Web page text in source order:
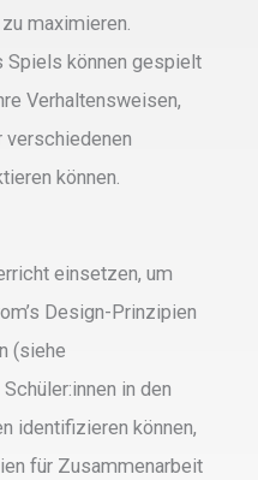
maximieren.
Spiels können gespielt
Verhaltensweisen,
verschiedenen
können.
einsetzen, um
Design-Prinzipien
(siehe
in den
identifizieren können,
für Zusammenarbeit